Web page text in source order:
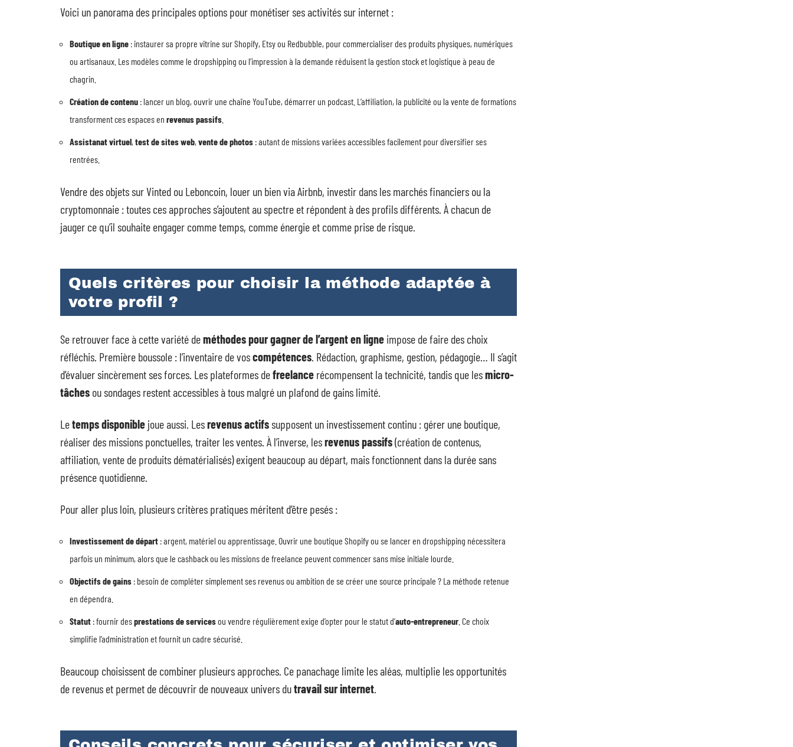
Voici un panorama des principales options pour monétiser ses activités sur internet :
Boutique en ligne : instaurer sa propre vitrine sur Shopify, Etsy ou Redbubble, pour commercialiser des produits physiques, numériques
ou artisanaux. Les modèles comme le dropshipping ou l’impression à la demande réduisent la gestion stock et logistique à peau de
chagrin.
Création de contenu : lancer un blog, ouvrir une chaîne YouTube, démarrer un podcast. L’affiliation, la publicité ou la vente de formations
transforment ces espaces en revenus passifs
Assistanat virtuel, test de sites web, vente de photos : autant de missions variées accessibles facilement pour diversifier ses
rentrées.
Vendre des objets sur Vinted ou Leboncoin, louer un bien via Airbnb, investir dans les marchés financiers ou la
cryptomonnaie : toutes ces approches s’ajoutent au spectre et répondent à des profils différents. À chacun de
jauger ce qu’il souhaite engager comme temps, comme énergie et comme prise de risque.
Quels critères pour choisir la méthode adaptée à
votre profil ?
Se retrouver face à cette variété deméthodes pour gagner de l’argent en ligne impose de faire des choix
réfléchis. Première boussole : l’inventaire de voscompétences. Rédaction, graphisme, gestion, pédagogie… Il s’agit
d’évaluer sincèrement ses forces. Les plateformes defreelance récompensent la technicité, tandis que lesmicro-
tâches ou sondages restent accessibles à tous malgré un plafond de gains limité.
Letemps disponible joue aussi. Lesrevenus actifssupposent un investissement continu : gérer une boutique,
réaliser des missions ponctuelles, traiter les ventes. À l’inverse, lesrevenus passifs(création de contenus,
affiliation, vente de produits dématérialisés) exigent beaucoup au départ, mais fonctionnent dans la durée sans
présence quotidienne.
Pour aller plus loin, plusieurs critères pratiques méritent d’être pesés :
Investissement de départ : argent, matériel ou apprentissage. Ouvrir une boutique Shopify ou se lancer en dropshipping nécessitera
parfois un minimum, alors que le cashback ou les missions de freelance peuvent commencer sans mise initiale lourde.
Objectifs de gains : besoin de compléter simplement ses revenus ou ambition de se créer une source principale ? La méthode retenue
en dépendra.
Statut : fournir desprestations de servicesou vendre régulièrement exige d’opter pour le statut d’auto-entrepreneur . Ce choix
simplifie l’administration et fournit un cadre sécurisé.
Beaucoup choisissent de combiner plusieurs approches. Ce panachage limite les aléas, multiplie les opportunités
de revenus et permet de découvrir de nouveaux univers dutravail sur internet.